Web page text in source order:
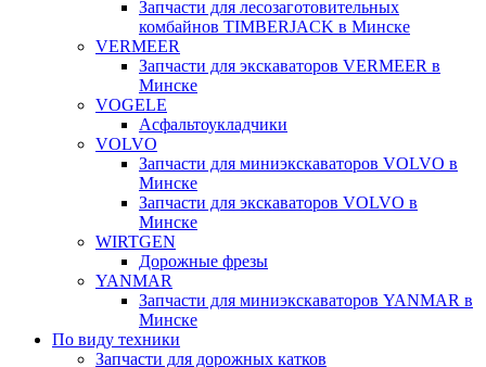
Запчасти для лесозаготовительных
комбайнов TIMBERJACK в Минске
VERMEER
Запчасти для экскаваторов VERMEER в
Минске
VOGELE
Асфальтоукладчики
VOLVO
Запчасти для миниэкскаваторов VOLVO в
Минске
Запчасти для экскаваторов VOLVO в
Минске
WIRTGEN
Дорожные фрезы
YANMAR
Запчасти для миниэкскаваторов YANMAR в
Минске
По виду техники
Запчасти для дорожных катков